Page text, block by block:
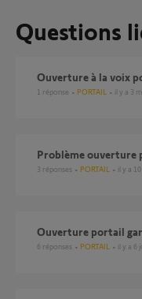
Questions
Ouverture à la voix
1 réponse PORTAIL il y a 3
Problème
3 réponses PORTAIL il y a
Ouverture portail
6 réponses PORTAIL il y a 6